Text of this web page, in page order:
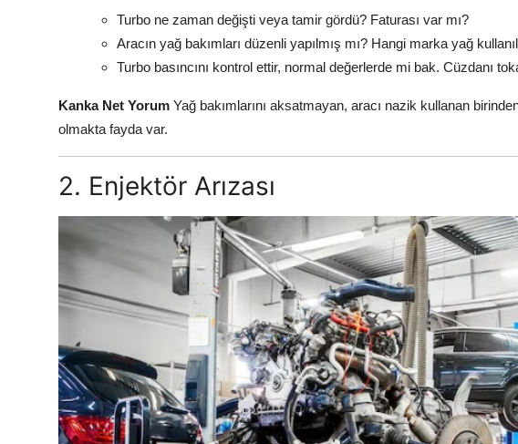
Turbo ne zaman değişti veya tamir gördü? Faturası var mı?
Aracın yağ bakımları düzenli yapılmış mı? Hangi marka yağ
Turbo basıncını kontrol ettir, normal değerlerde mi bak. Cüzdanı
Kanka Net Yorum Yağ bakımlarını aksatmayan, aracı nazik kullanan
olmakta fayda var.
2. Enjektör Arızası